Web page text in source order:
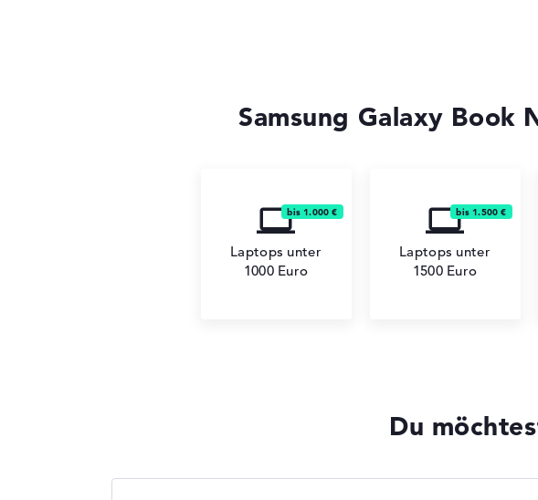
Samsung Galaxy Book
Laptops unter
1000 Euro
Laptops unter
1500 Euro
Du